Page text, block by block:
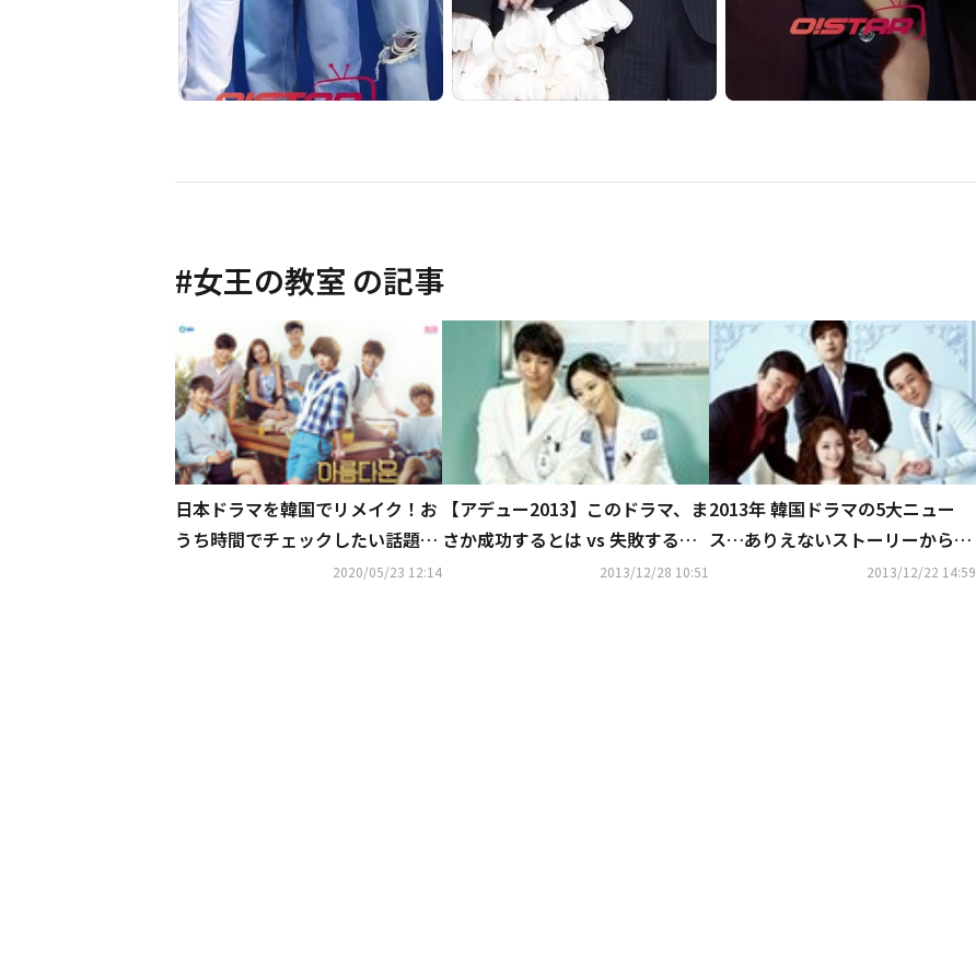
#女王の教室 の記事
日本ドラマを韓国でリメイク！お
うち時間でチェックしたい話題作
2020/05/23 12:14
【アデュー2013】このドラマ、ま
さか成功するとは vs 失敗すると
2013/12/28 10:51
2013年 韓国ドラマの5大ニュー
ス…ありえないストーリーから予
2013/12/22 14:59